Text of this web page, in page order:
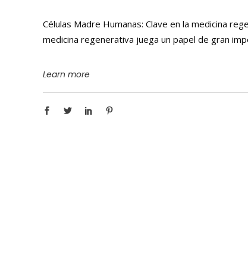
Células Madre Humanas: Clave en la medicina
medicina regenerativa juega un papel de gran
Learn more